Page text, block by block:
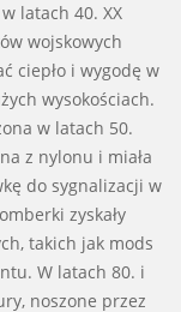
latach 40. XX
wojskowych
ciepło i wygodę w
wysokościach.
w latach 50.
z nylonu i miała
do sygnalizacji w
zyskały
takich jak mods
W latach 80. i
noszone przez